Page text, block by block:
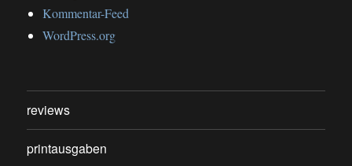
Kommentar-Feed
WordPress.org
reviews
printausgaben